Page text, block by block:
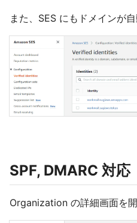
また、SES にもドメインが
SPF, DMARC 対応
Organization の詳細画面を開